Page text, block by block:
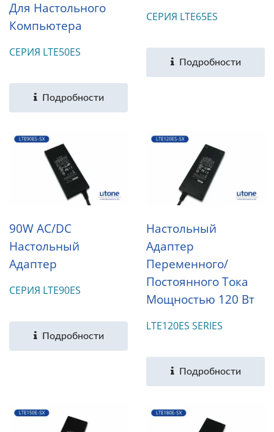
Для Настольного
Компьютера
СЕРИЯ LTE50ES
Подробности
СЕРИЯ LTE65ES
Подробности
90W AC/DC
Настольный
Адаптер
СЕРИЯ LTE90ES
Подробности
Настольный
Адаптер
Переменного/
Постоянного Тока
Мощностью 120 Вт
LTE120ES SERIES
Подробности